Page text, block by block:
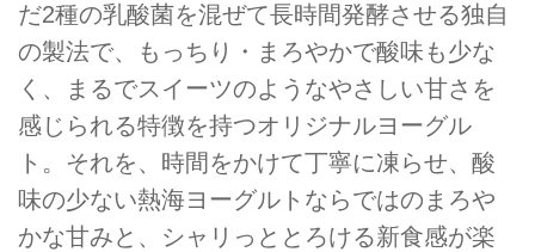
だ2種の乳酸菌を混ぜて長時間発酵させる独自
の製法で、もっちり・まろやかで酸味も少な
く、まるでスイーツのようなやさしい甘さを
感じられる特徴を持つオリジナルヨーグル
ト。それを、時間をかけて丁寧に凍らせ、酸
味の少ない熱海ヨーグルトならではのまろや
かな甘みと、シャリっととろける新食感が楽